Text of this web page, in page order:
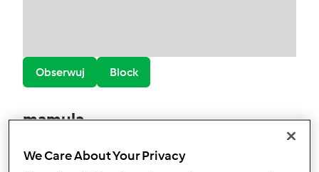
Obserwuj Block
mamula
4
We Care About Your Privacy